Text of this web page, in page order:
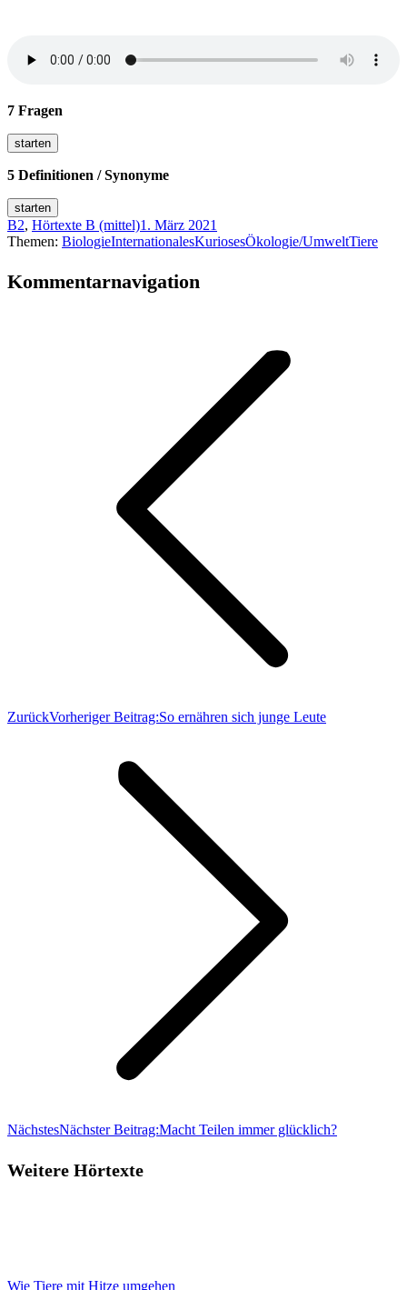
7 Fragen
5 Definitionen / Synonyme
B2, Hörtexte B (mittel)1. März 2021
Themen: BiologieInternationalesKuriosesÖkologie/UmweltTiere
Kommentarnavigation
ZurückVorheriger Beitrag:So ernähren sich junge Leute
NächstesNächster Beitrag:Macht Teilen immer glücklich?
Weitere Hörtexte
Wie Tiere mit Hitze umgehen